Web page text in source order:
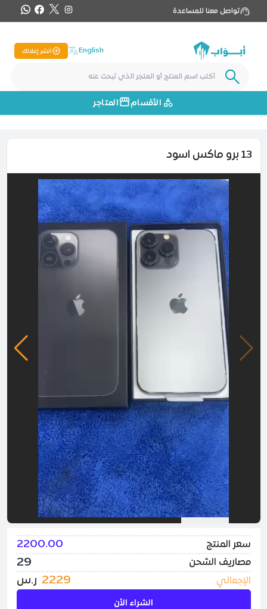
تواصل معنا للمساعدة
English انشر إعلانك
الأقسام المتاجر
13 برو ماكس اسود
سعر المنتج 2200.00
مصاريف الشحن 29
الإجمالي 2229 ر.س
الشراء الأن